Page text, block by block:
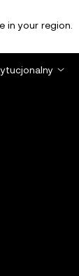
in your region.